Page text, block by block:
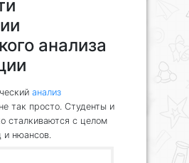
анализа
анализ
не так просто. Студенты и
сталкиваются с целом
и нюансов.